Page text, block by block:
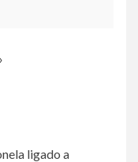
ligado a